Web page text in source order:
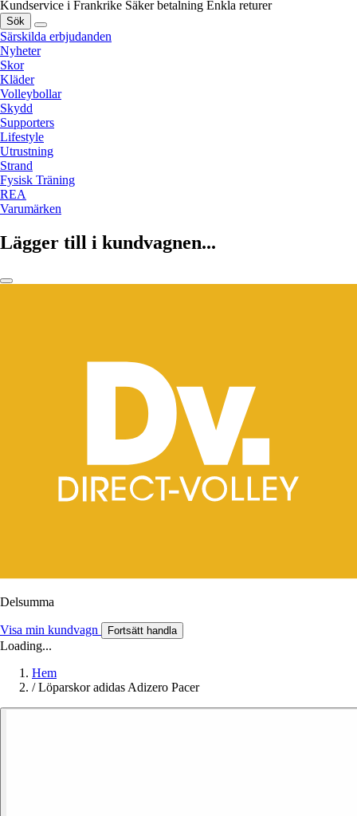
Kundservice i Frankrike Säker betalning Enkla returer
Sök
Särskilda erbjudanden
Nyheter
Skor
Kläder
Volleybollar
Skydd
Supporters
Lifestyle
Utrustning
Strand
Fysisk Träning
REA
Varumärken
Lägger till i kundvagnen...
Delsumma
Visa min kundvagn Fortsätt handla
Loading...
Hem
/ Löparskor adidas Adizero Pacer